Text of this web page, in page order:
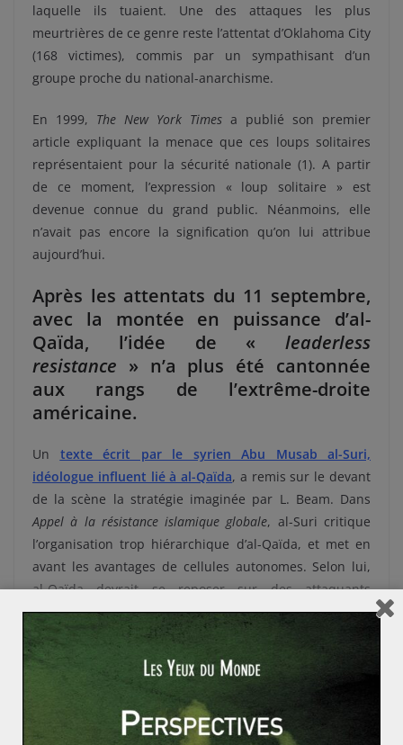
laquelle ils tuaient. Une des attaques les plus
meurtrières de ce genre reste l’attentat d’Oklahoma City
(168 victimes), commis par un sympathisant d’un
groupe proche du national-anarchisme.
En 1999, The New York Times a publié son premier
article expliquant la menace que ces loups solitaires
représentaient pour la sécurité nationale (1). A partir
de ce moment, l’expression « loup solitaire » est
devenue connue du grand public. Néanmoins, elle
n’avait pas encore la signification qu’on lui attribue
aujourd’hui.
Après les attentats du 11 septembre,
avec la montée en puissance d’al-
Qaïda, l’idée de « leaderless
resistance » n’a plus été cantonnée
aux rangs de l’extrême-droite
américaine.
Un texte écrit par le syrien Abu Musab al-Suri,
idéologue influent lié à al-Qaïda, a remis sur le devant
de la scène la stratégie imaginée par L. Beam. Dans
Appel à la résistance islamique globale, al-Suri critique
l’organisation trop hiérarchique d’al-Qaïda, et met en
avant les avantages de cellules autonomes. Selon lui,
al-Qaïda devrait se reposer sur des attaquants
individuels, inspirés par des textes publiés en ligne.
Grâce à une telle structure, les attaquants pourraient
viser des cibles dans le monde entier. Cependant, une
base restait nécessaire à ses yeux. On ignore si al-Suri
a lu L. Beam, mais les similarités entre les deux travaux
sont marquantes.